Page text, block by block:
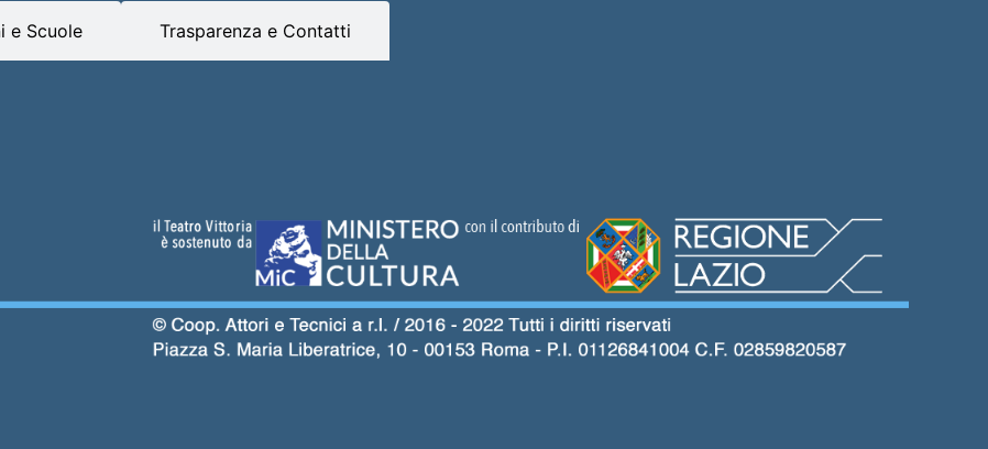
e Scuole Trasparenza e Contatti